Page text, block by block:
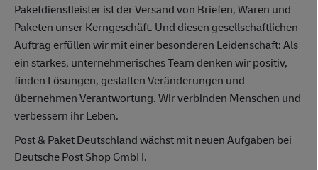
Paketdienstleister ist der Versand von Briefen, Waren und
Paketen unser Kerngeschäft. Und diesen gesellschaftlichen
Auftrag erfüllen wir mit einer besonderen Leidenschaft: Als
ein starkes, unternehmerisches Team denken wir positiv,
finden Lösungen, gestalten Veränderungen und
übernehmen Verantwortung. Wir verbinden Menschen und
verbessern ihr Leben.
Post & Paket Deutschland wächst mit neuen Aufgaben bei
Deutsche Post Shop GmbH.